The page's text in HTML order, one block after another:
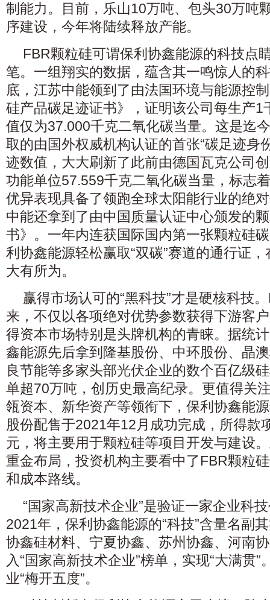
制能力。目前，乐山10万吨、包头30万吨
序建设，今年将陆续释放产能。
FBR颗粒硅可谓保利协鑫能源的科技点
笔。一组翔实的数据，蕴含其一鸣惊人的
底，江苏中能领到了由法国环境与能源控
硅产品碳足迹证书》，证明该公司每生产1
值仅为37.000千克二氧化碳当量。这是迄
取的由国外权威机构认证的首张“碳足迹身
迹数值，大大刷新了此前由德国瓦克公司
功能单位57.559千克二氧化碳当量，标志
优异表现具备了领跑全球太阳能行业的绝
中能还拿到了由中国质量认证中心颁发的
书》。一年内连获国际国内第一张颗粒硅
利协鑫能源轻松赢取“双碳”赛道的通行证
大有所为。
赢得市场认可的“黑科技”才是硬核科技
来，不仅以各项绝对优势参数获得下游客
得资本市场特别是头牌机构的青睐。据统
鑫能源先后拿到隆基股份、中环股份、晶
良节能等多家头部光伏企业的数个百亿级
单超70万吨，创历史最高纪录。更值得关
瓴资本、新华资产等领衔下，保利协鑫能
股份配售于2021年12月成功完成，所得款
元，将主要用于颗粒硅等项目开发与建设
重金布局，投资机构主要看中了FBR颗粒
和成本路线。
“国家高新技术企业”是验证一家企业科
2021年，保利协鑫能源的“科技”含量名副
协鑫硅材料、宁夏协鑫、苏州协鑫、河南
入“国家高新技术企业”榜单，实现“大满贯
业“梅开五度”。